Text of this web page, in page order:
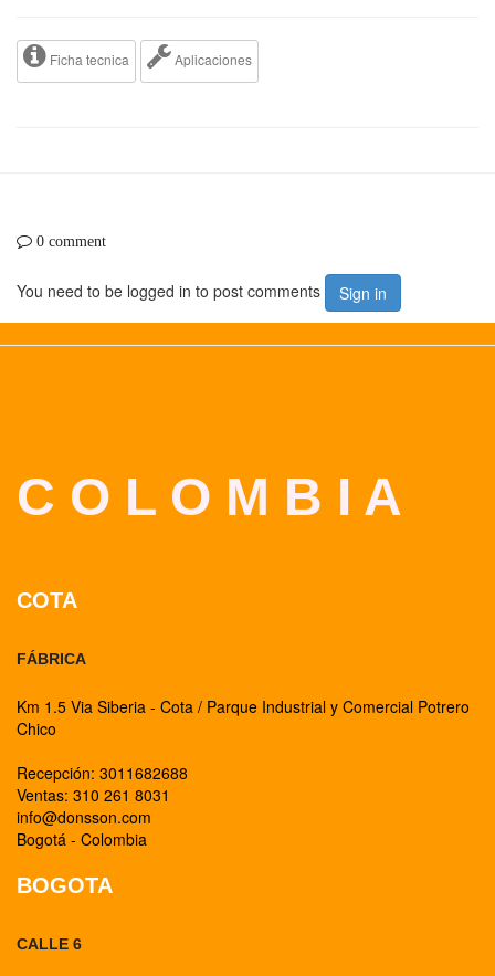
Ficha tecnica Aplicaciones
0 comment
You need to be logged in to post comments Sign in
C O L O M B I A
COTA
FÁBRICA
Km 1.5 Via Siberia - Cota / Parque Industrial y Comercial Potrero
Chico
Recepción: 3011682688
Ventas: 310 261 8031
info@donsson.com
Bogotá - Colombia
BOGOTA
CALLE 6